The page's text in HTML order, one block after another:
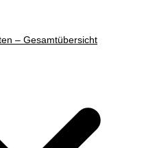
– Gesamtübersicht